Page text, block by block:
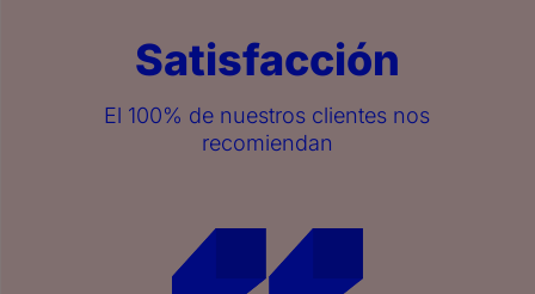
Satisfacción
El 100% de nuestros clientes nos
recomiendan